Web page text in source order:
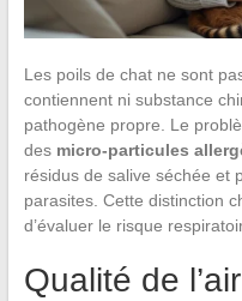
Les poils de chat ne sont
contiennent ni substance
pathogène propre. Le
des micro-particules
résidus de salive séchée et
parasites. Cette distinction
d’évaluer le risque
Qualité de